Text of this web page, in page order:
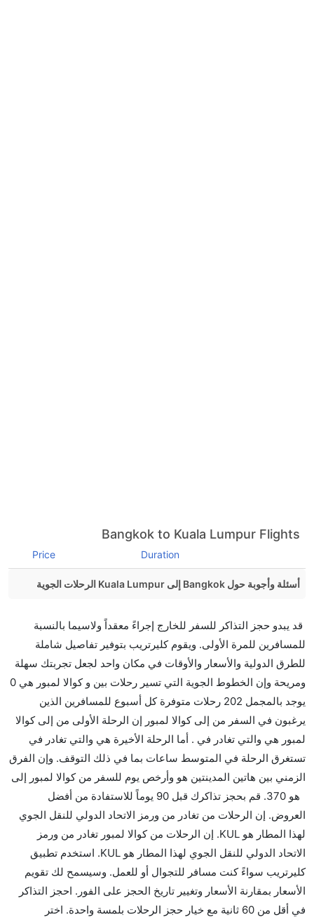
Bangkok to Kuala Lumpur Flights
Duration
Price
أسئلة وأجوبة حول Bangkok إلى Kuala Lumpur الرحلات الجوية
مباشرة من إلىكوالا لمبور مما تستغرقه الخطوط الجوية
الأخرى؟
نعم. توفر كل من Malindo Air أسرع رحلات الطيران على
هذا الطريق،
هل توفر شركات الطيران مساحة إضافية للنوم؟
كثير من خطوط طيران درجة رجال الأعمال توفر مساحة
إضافية للنوم.
هل يمكنني حمل طعامي الخاص؟
نعم، يمكنك حمل طعامك الخاص، و لكن يجب أن يكون معبئا
بشكل جيد.
هل سيقدم لي الكحول على متن رحلة من إلى كوالا لمبور؟
لا تقدم شركة الطيران الكحول على متن رحلة داخلية. يتم
تقديم الكحول على متن الرحلات الدولية فقط.
ما متوسط أسعار رحلة الدرجة الاقتصادية من إلى كوالا
قد يبدو حجز التذاكر للسفر للخارج إجراءً معقداً ولاسيما بالنسبة
للمسافرين للمرة الأولى. ويقوم كليرتريب بتوفير تفاصيل شاملة
للطرق الدولية والأسعار والأوقات في مكان واحد لجعل تجربتك سهلة
ومريحة وإن الخطوط الجوية التي تسير رحلات بين و كوالا لمبور هي 0
يوجد بالمجمل 202 رحلات متوفرة كل أسبوع للمسافرين الذين
يرغبون في السفر من إلى كوالا لمبور إن الرحلة الأولى من إلى كوالا
لمبور هي والتي تغادر في . أما الرحلة الأخيرة هي والتي تغادر في
تستغرق الرحلة في المتوسط ساعات بما في ذلك التوقف. وإن الفرق
الزمني بين هاتين المدينتين هو وأرخص يوم للسفر من كوالا لمبور إلى
هو 370. قم بحجز تذاكرك قبل 90 يوماً للاستفادة من أفضل
العروض. إن الرحلات من تغادر من ورمز الاتحاد الدولي للنقل الجوي
لهذا المطار هو KUL. إن الرحلات من كوالا لمبور تغادر من ورمز
الاتحاد الدولي للنقل الجوي لهذا المطار هو KUL. استخدم تطبيق
كليرتريب سواءً كنت مسافر للتجوال أو للعمل. وسيسمح لك تقويم
الأسعار بمقارنة الأسعار وتغيير تاريخ الحجز على الفور. احجز التذاكر
في أقل من 60 ثانية مع خيار حجز الرحلات بلمسة واحدة. اختر